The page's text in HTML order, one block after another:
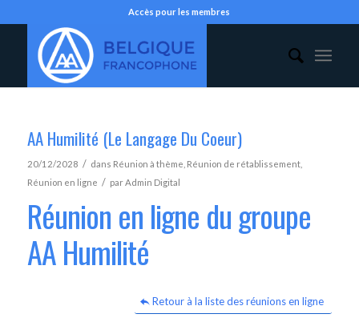
Accès pour les membres
AA Humilité (Le Langage Du Coeur)
20/12/2028 / dans Réunion à thème Réunion de rétablissement,
Réunion en ligne / parAdmin Digital
Réunion en ligne du groupe
AA Humilité
Retour à la liste des réunions en ligne